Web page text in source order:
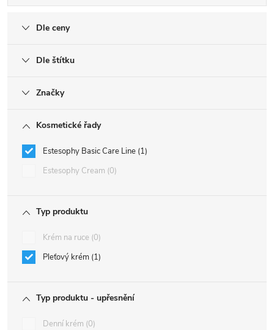
Dle ceny
Dle štítku
Značky
Kosmetické řady
Estesophy Basic Care Line 1
Estesophy Cream 0
Typ produktu
Krém na ruce 0
Pleťový krém 1
Typ produktu - upřesnění
Denní krém 0